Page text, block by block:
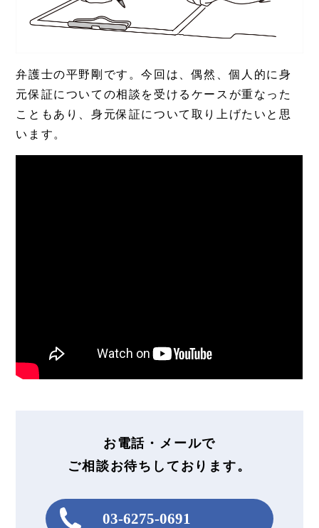
弁護士の平野剛です。今回は、偶然、個人的に身
元保証についての相談を受けるケースが重なった
こともあり、身元保証について取り上げたいと思
います。
お電話・メールで
ご相談お待ちしております。
03-6275-0691